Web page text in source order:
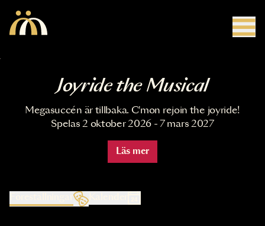
Joyride the Musical
Megasuccén är tillbaka. C'mon rejoin the joyride!
Spelas 2 oktober 2026 - 7 mars 2027
Läs mer
Kalender